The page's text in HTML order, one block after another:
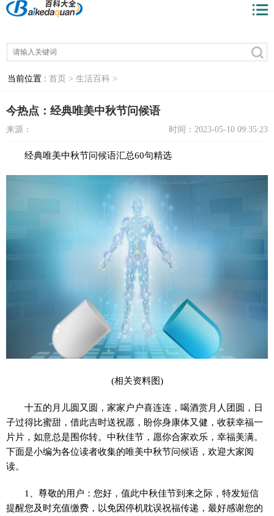
当前位置 : 首页 > 生活百科 >
今热点：经典唯美中秋节问候语
来源： 时间：2023-05-10 09:35:23
经典唯美中秋节问候语汇总60句精选
(相关资料图)
十五的月儿圆又圆，家家户户喜连连，喝酒赏月人团圆，日
子过得比蜜甜，借此吉时送祝愿，盼你身康体又健，收获幸福一
片片，如意总是围你转。中秋佳节，愿你合家欢乐，幸福美满。
下面是小编为各位读者收集的唯美中秋节问候语，欢迎大家阅
读。
1、尊敬的用户：您好，值此中秋佳节到来之际，特发短信
提醒您及时充值缴费，以免因停机耽误祝福传递，最好感谢您的